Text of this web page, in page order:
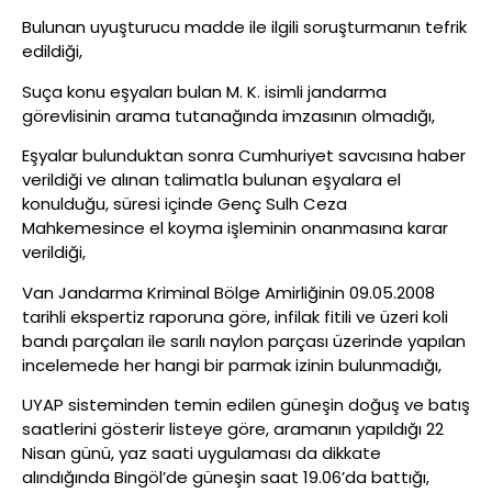
Bulunan uyuşturucu madde ile ilgili soruşturmanın tefrik
edildiği,
Suça konu eşyaları bulan M. K. isimli jandarma
görevlisinin arama tutanağında imzasının olmadığı,
Eşyalar bulunduktan sonra Cumhuriyet savcısına haber
verildiği ve alınan talimatla bulunan eşyalara el
konulduğu, süresi içinde Genç Sulh Ceza
Mahkemesince el koyma işleminin onanmasına karar
verildiği,
Van Jandarma Kriminal Bölge Amirliğinin 09.05.2008
tarihli ekspertiz raporuna göre, infilak fitili ve üzeri koli
bandı parçaları ile sarılı naylon parçası üzerinde yapılan
incelemede her hangi bir parmak izinin bulunmadığı,
UYAP sisteminden temin edilen güneşin doğuş ve batış
saatlerini gösterir listeye göre, aramanın yapıldığı 22
Nisan günü, yaz saati uygulaması da dikkate
alındığında Bingöl’de güneşin saat 19.06’da battığı,